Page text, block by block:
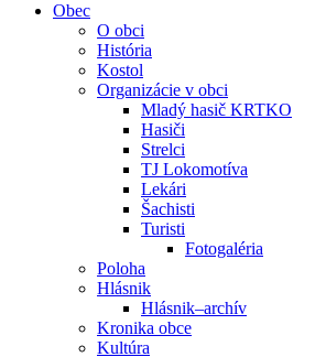
Obec
O obci
História
Kostol
Organizácie v obci
Mladý hasič KRTKO
Hasiči
Strelci
TJ Lokomotíva
Lekári
Šachisti
Turisti
Fotogaléria
Poloha
Hlásnik
Hlásnik–archív
Kronika obce
Kultúra